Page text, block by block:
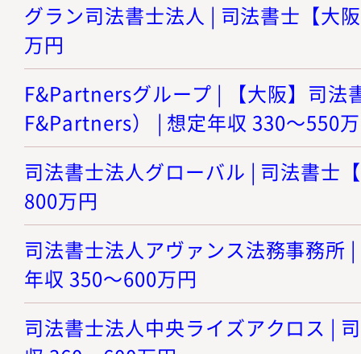
グラン司法書士法人 | 司法書士【大
万円
F&Partnersグループ | 【大阪】司法
F&Partners） | 想定年収 330～550
司法書士法人グローバル | 司法書士
800万円
司法書士法人アヴァンス法務事務所
年収 350～600万円
司法書士法人中央ライズアクロス |